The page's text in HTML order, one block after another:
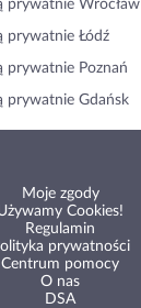
prywatnie Wrocław
prywatnie Łódź
prywatnie Poznań
prywatnie Gdańsk
Moje zgody
Cookies!
Regulamin
prywatności
Centrum pomocy
O nas
DSA